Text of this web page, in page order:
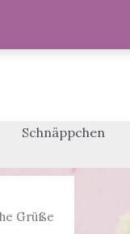
Schnäppchen
Grüße